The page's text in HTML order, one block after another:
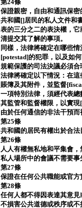
第24條
保證親密，自由和通訊保密
共和國[]居民的私人文件和
表的三分之二的表決權，
清提交其了解的事項。
同樣，法律將確定在哪些
[potestad]的犯罪，以及如
規範保護的司法決議必須
法律將確定以下情況：在
賬簿及其附件，並監督
一項特別法律，須經代表
其監管和監督權限，以實現
由於任何通信的非法干預而
第25條
共和國的居民有權出於合法
第26條
人人有權無私地和平集會
私人場所中的會議不需要事
第27條
保證在任何公共職能或官
第28條
任何人都不得因表達其意見
不損害公共道德或秩序或不